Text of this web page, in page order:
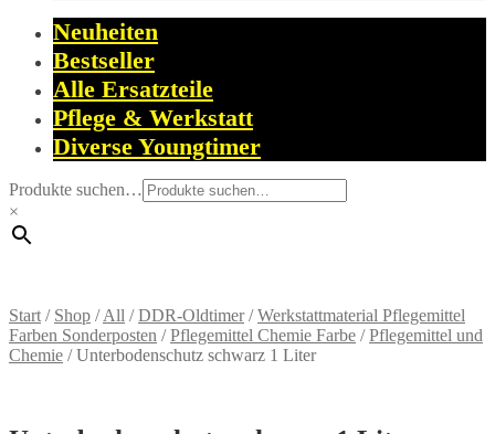
Neuheiten
Bestseller
Alle Ersatzteile
Pflege & Werkstatt
Diverse Youngtimer
Produkte suchen…
×
Start / Shop /All /DDR-Oldtimer/Werkstattmaterial Pflegemittel
Farben Sonderposten /Pflegemittel Chemie Farbe /Pflegemittel und
Chemie /Unterbodenschutz schwarz 1 Liter